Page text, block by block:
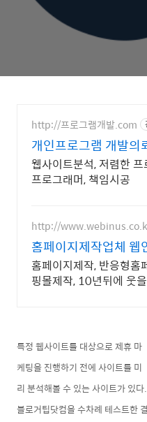
http://프로그램개발.com
개인프로그램 개발의
웹사이트분석, 저렴한
프로그래머, 책임시공
http://
홈페이지제작업체 웹
홈페이지제작, 반응형홈
핑몰제작, 10년뒤에 웃
특정 웹사이트를 대상으로 제휴 마
케팅을 진행하기 전에 사이트를 미
리 분석해볼 수 있는 사이트가 있다.
블로거팁닷컴을 수차례 테스트한 결